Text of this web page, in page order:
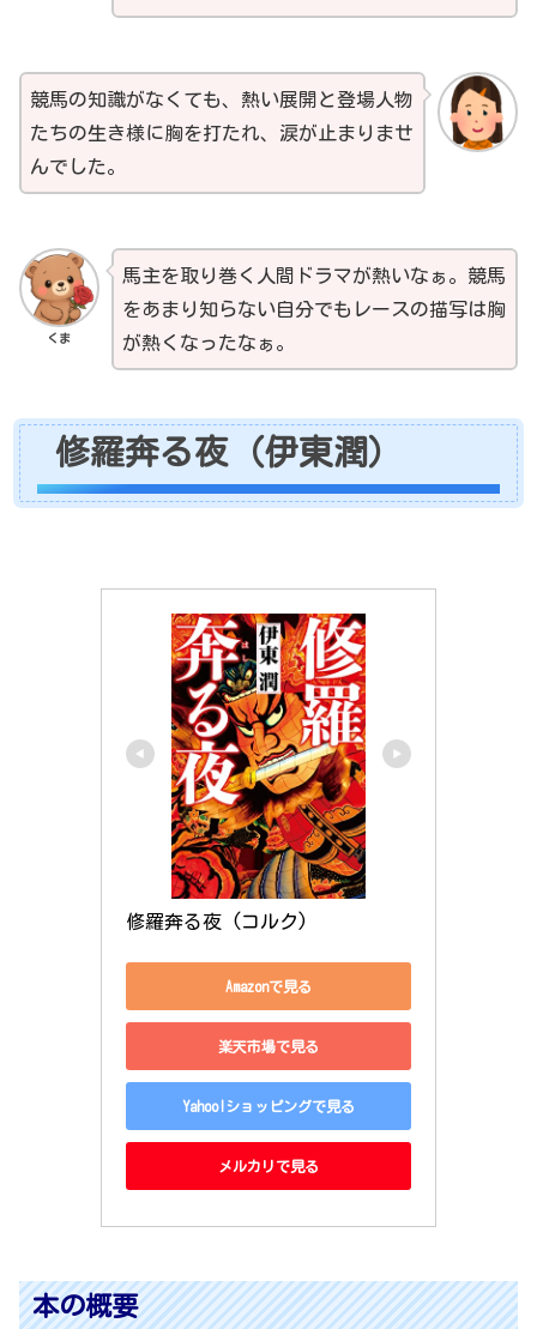
競馬の知識がなくても、熱い展開と登場人物
たちの生き様に胸を打たれ、涙が止まりませ
んでした。
くま
馬主を取り巻く人間ドラマが熱いなぁ。競馬
をあまり知らない自分でもレースの描写は胸
が熱くなったなぁ。
修羅奔る夜（伊東潤）
修羅奔る夜 (コルク)
Amazonで見る
楽天市場で見る
Yahoo!ショッピングで見る
メルカリで見る
本の概要